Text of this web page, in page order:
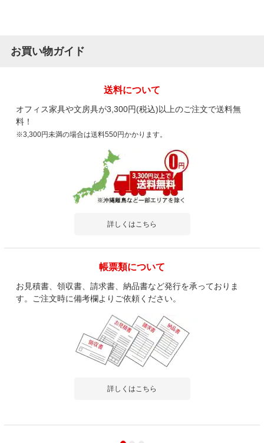
お買い物ガイド
送料について
オフィス家具や文房具が3,300円(税込)以上のご注文で送料無
料！
※3,300円未満の場合は送料550円かかります。
詳しくはこちら
帳票類について
お見積書、領収書、請求書、納品書など発行を承っておりま
す。ご注文時に備考欄よりご依頼ください。
詳しくはこちら